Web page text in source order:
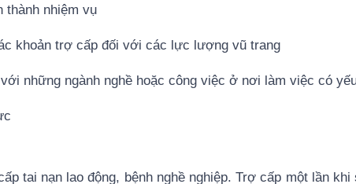
thành nhiệm vụ
khoản trợ cấp đối với các lực lượng vũ trang
những ngành nghề hoặc công việc ở nơi làm việc có
tai nạn lao động, bệnh nghề nghiệp. Trợ cấp một lần khi